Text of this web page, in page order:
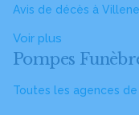
Avis de décès à
Voir plus
Pompes
Toutes les agences